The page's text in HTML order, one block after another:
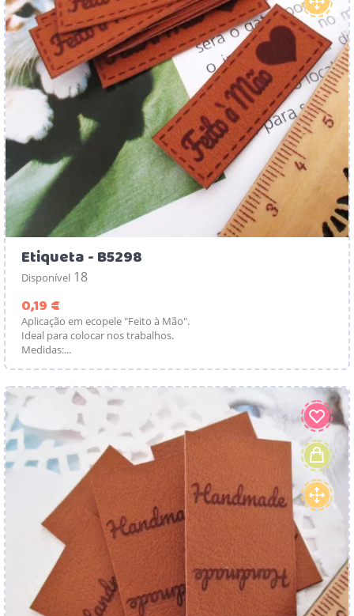
Etiqueta - B5298
Disponível 18
0,19 €
Aplicação em ecopele "Feito à Mão".
Ideal para colocar nos trabalhos.
Medidas:...